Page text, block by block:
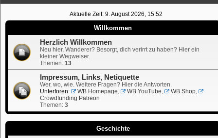
Aktuelle Zeit: 9. August 2026, 15:52
Willkommen
Herzlich Willkommen
Neu hier, Wanderer? Besorgt, dich verirrt zu haben? Hier ein
kleiner Wegweiser.
Themen: 13
Impressum, Links, Netiquette
Wer, wo, wie. Weitere Fragen? Hier die Antworten.
Unterforen:
WB Homepage, WB YouTube, WB Shop,
Crowdfunding Patreon
Themen: 3
Geschichte